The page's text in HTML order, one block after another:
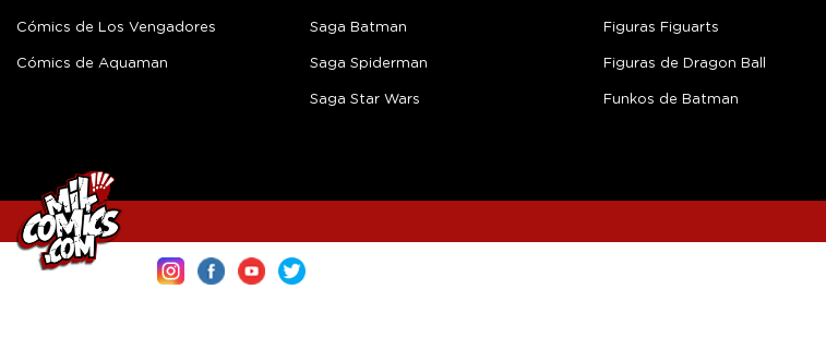
Cómics de Los Vengadores
Cómics de Aquaman
Saga Batman
Saga Spiderman
Saga Star Wars
Figuras Figuarts
Figuras de Dragon Ball
Funkos de Batman